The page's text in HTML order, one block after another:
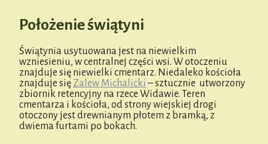
Położenie świątyni
Świątynia usytuowana jest na niewielkim
wzniesieniu, w centralnej części wsi. W otoczeniu
znajduje się niewielki cmentarz. Niedaleko kościoła
znajduje się Zalew Michalicki – sztucznie utworzony
zbiornik retencyjny na rzece Widawie. Teren
cmentarza i kościoła, od strony wiejskiej drogi
otoczony jest drewnianym płotem z bramką, z
dwiema furtami po bokach.